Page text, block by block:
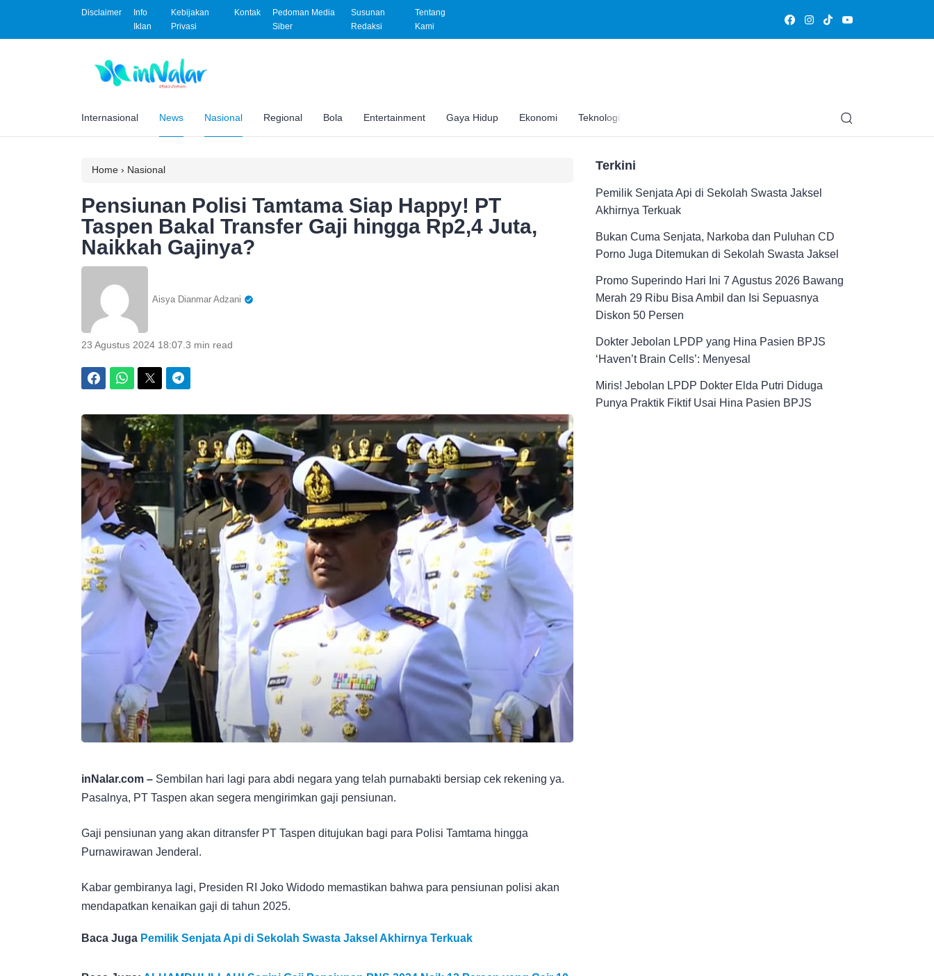
Disclaimer
Info
Iklan
Kebijakan
Privasi
Kontak
Pedoman Media
Siber
Susunan
Redaksi
Tentang
Kami
Internasional News Nasional Regional Bola Entertainment Gaya Hidup Ekonomi Teknologi Edukasi
Home › Nasional
Pensiunan Polisi Tamtama Siap Happy! PT
Taspen Bakal Transfer Gaji hingga Rp2,4 Juta,
Naikkah Gajinya?
Aisya Dianmar Adzani
23 Agustus 2024 18:07 3 min read
inNalar.com – Sembilan hari lagi para abdi negara yang telah purnabakti bersiap cek rekening ya.
Pasalnya, PT Taspen akan segera mengirimkan gaji pensiunan.
Gaji pensiunan yang akan ditransfer PT Taspen ditujukan bagi para Polisi Tamtama hingga
Purnawirawan Jenderal.
Kabar gembiranya lagi, Presiden RI Joko Widodo memastikan bahwa para pensiunan polisi akan
mendapatkan kenaikan gaji di tahun 2025.
Baca Juga Pemilik Senjata Api di Sekolah Swasta Jaksel Akhirnya Terkuak
Terkini
Pemilik Senjata Api di Sekolah Swasta Jaksel
Akhirnya Terkuak
Bukan Cuma Senjata, Narkoba dan Puluhan CD
Porno Juga Ditemukan di Sekolah Swasta Jaksel
Promo Superindo Hari Ini 7 Agustus 2026 Bawang
Merah 29 Ribu Bisa Ambil dan Isi Sepuasnya
Diskon 50 Persen
Dokter Jebolan LPDP yang Hina Pasien BPJS
‘Haven’t Brain Cells’: Menyesal
Miris! Jebolan LPDP Dokter Elda Putri Diduga
Punya Praktik Fiktif Usai Hina Pasien BPJS